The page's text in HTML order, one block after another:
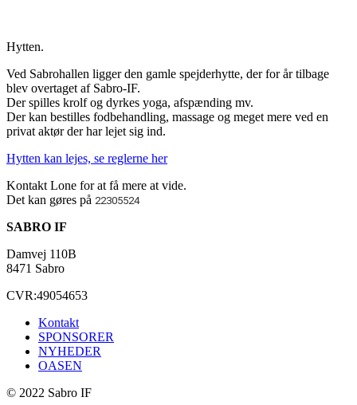
Hytten.
Ved Sabrohallen ligger den gamle spejderhytte, der for år tilbage
blev overtaget af Sabro-IF.
Der spilles krolf og dyrkes yoga, afspænding mv.
Der kan bestilles fodbehandling, massage og meget mere ved en
privat aktør der har lejet sig ind.
Hytten kan lejes, se reglerne her
Kontakt Lone for at få mere at vide.
Det kan gøres på 22305524
SABRO IF
Damvej 110B
8471 Sabro
CVR:49054653
Kontakt
SPONSORER
NYHEDER
OASEN
© 2022 Sabro IF